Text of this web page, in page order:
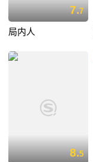
7.7
局内人
8.5